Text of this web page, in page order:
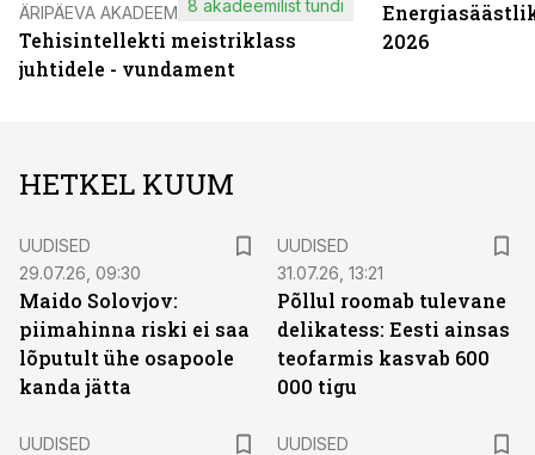
ÄRIPÄEVA AKADEEMIA
Tehisintellekti meistriklass
juhtidele - vundament
8 akadeemilist tundi
2026
HETKEL KUUM
UUDISED
29.07.26, 09:30
Maido Solovjov:
piimahinna riski ei saa
lõputult ühe osapoole
kanda jätta
UUDISED
31.07.26, 13:21
Põllul roomab tulevane
delikatess: Eesti ainsas
teofarmis kasvab 600
000 tigu
UUDISED
UUDISED